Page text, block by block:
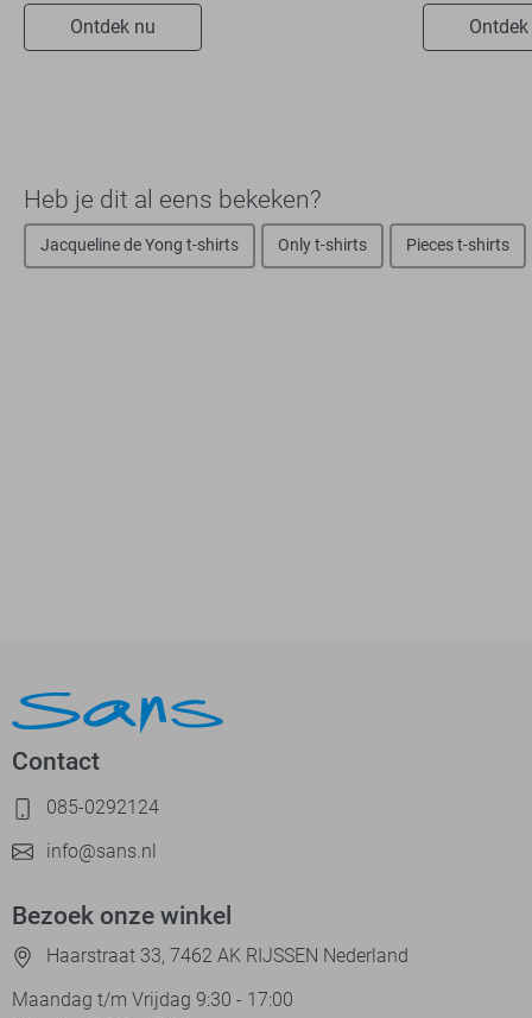
Ontdek nu
Heb je dit al eens bekeken?
Jacqueline de Yong t-shirts Only t-shirts Pieces t-shirts
Contact
085-0292124
info@sans.nl
Bezoek onze winkel
Haarstraat 33, 7462 AK RIJSSEN Nederland
Maandag t/m Vrijdag 9:30 - 17:00